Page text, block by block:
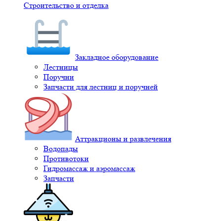
Строительство и отделка
Закладное оборудование
Лестницы
Поручни
Запчасти для лестниц и поручней
Аттракционы и развлечения
Водопады
Противотоки
Гидромассаж и аэромассаж
Запчасти